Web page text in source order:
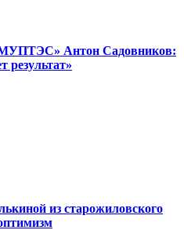
Антон Садовников:
результат»
из старожиловского